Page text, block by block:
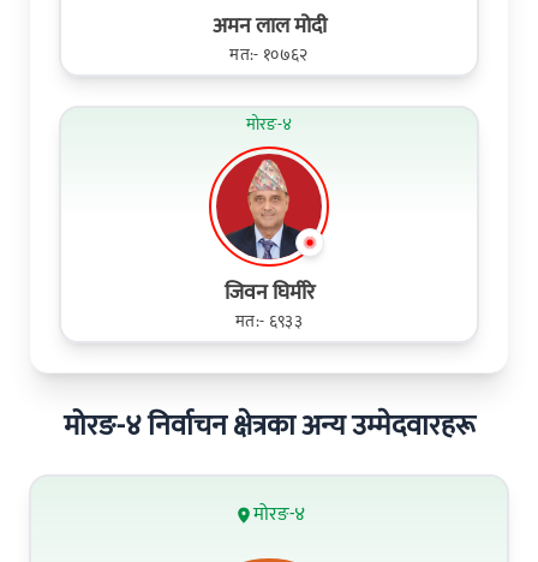
अमन लाल मोदी
मत:- १०७६२
मोरङ-४
जिवन घिमीरे
मत:- ६९३३
मोरङ-४ निर्वाचन क्षेत्रका अन्य उम्मेदवारहरू
मोरङ-४